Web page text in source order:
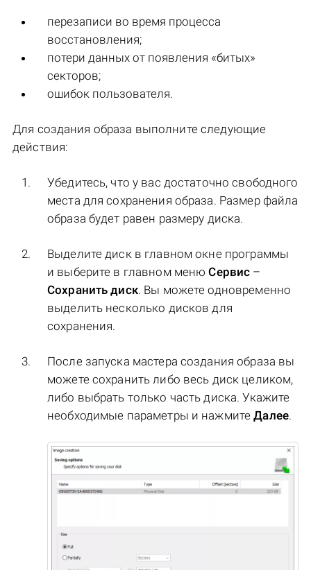
перезаписи во время процесса
восстановления;
потери данных от появления «битых»
секторов;
ошибок пользователя.
Для создания образа выполните следующие
действия:
Убедитесь, что у вас достаточно свободного
места для сохранения образа. Размер файла
образа будет равен размеру диска.
Выделите диск в главном окне программы
и выберите в главном менюСервис –
Сохранить диск. Вы можете одновременно
выделить несколько дисков для
сохранения.
После запуска мастера создания образа вы
можете сохранить либо весь диск целиком,
либо выбрать только часть диска. Укажите
необходимые параметры и нажмитеДалее.